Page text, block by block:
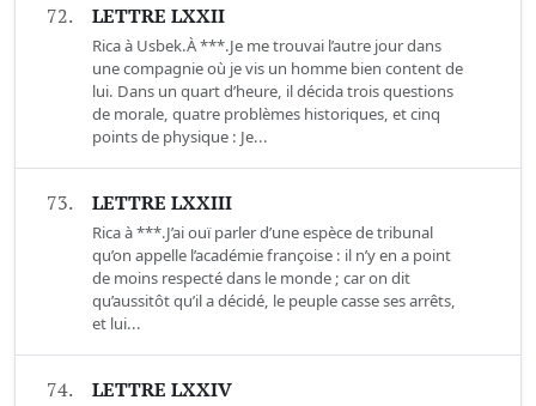
72. LETTRE LXXII
Rica à Usbek.À ***.Je me trouvai l’autre jour dans
une compagnie où je vis un homme bien content de
lui. Dans un quart d’heure, il décida trois questions
de morale, quatre problèmes historiques, et cinq
points de physique : Je...
73. LETTRE LXXIII
Rica à ***.J’ai ouï parler d’une espèce de tribunal
qu’on appelle l’académie françoise : il n’y en a point
de moins respecté dans le monde ; car on dit
qu’aussitôt qu’il a décidé, le peuple casse ses arrêts,
et lui...
74. LETTRE LXXIV